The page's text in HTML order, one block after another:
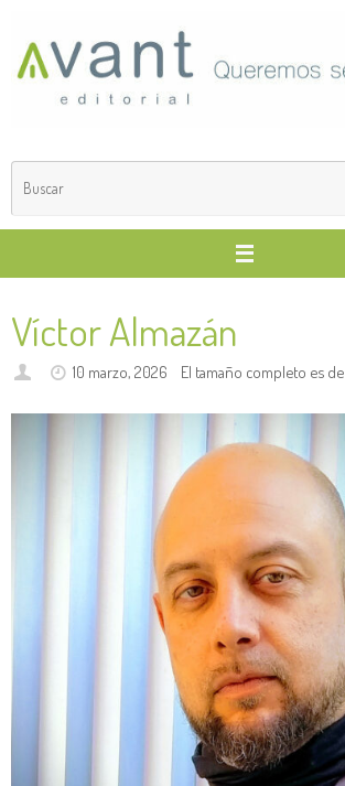
contenido
Víctor Almazán
10 marzo, 2026 El tamaño completo es de